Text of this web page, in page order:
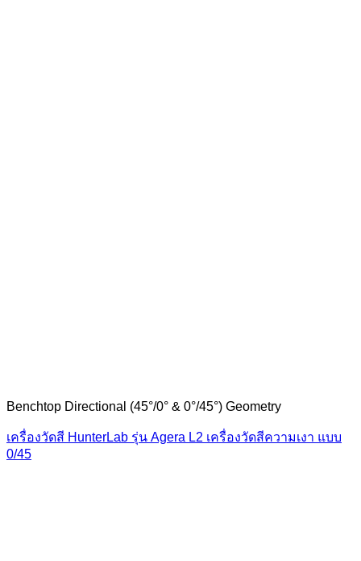
Benchtop Directional (45°/0° & 0°/45°) Geometry
เครื่องวัดสี HunterLab รุ่น Agera L2 เครื่องวัดสีความเงา แบบ
0/45